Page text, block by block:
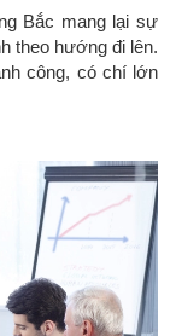
Bắc mang lại sự
theo hướng đi lên.
công, có chí lớn